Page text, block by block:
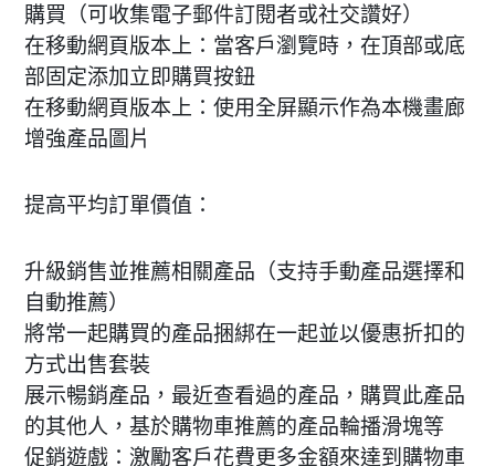
購買（可收集電子郵件訂閱者或社交讚好）
在移動網頁版本上：當客戶瀏覽時，在頂部或底
部固定添加立即購買按鈕
在移動網頁版本上：使用全屏顯示作為本機畫廊
增強產品圖片
提高平均訂單價值：
升級銷售並推薦相關產品（支持手動產品選擇和
自動推薦）
將常一起購買的產品捆綁在一起並以優惠折扣的
方式出售套裝
展示暢銷產品，最近查看過的產品，購買此產品
的其他人，基於購物車推薦的產品輪播滑塊等
促銷遊戲：激勵客戶花費更多金額來達到購物車